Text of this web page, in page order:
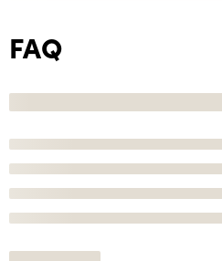
FAQ